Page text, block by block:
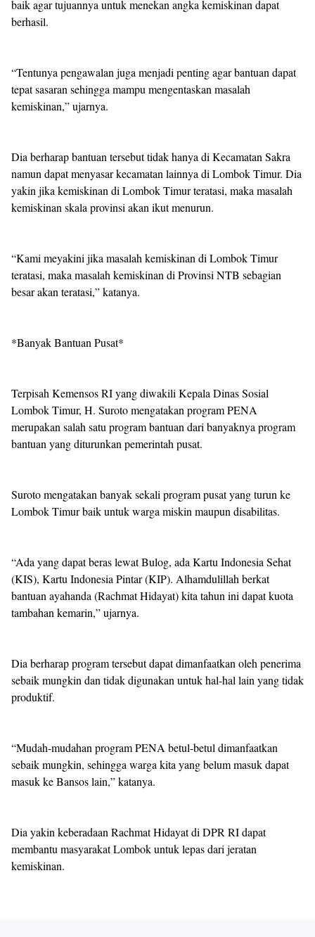
baik agar tujuannya untuk menekan angka kemiskinan dapat
berhasil.
“Tentunya pengawalan juga menjadi penting agar bantuan dapat
tepat sasaran sehingga mampu mengentaskan masalah
kemiskinan,” ujarnya.
Dia berharap bantuan tersebut tidak hanya di Kecamatan Sakra
namun dapat menyasar kecamatan lainnya di Lombok Timur. Dia
yakin jika kemiskinan di Lombok Timur teratasi, maka masalah
kemiskinan skala provinsi akan ikut menurun.
“Kami meyakini jika masalah kemiskinan di Lombok Timur
teratasi, maka masalah kemiskinan di Provinsi NTB sebagian
besar akan teratasi,” katanya.
*Banyak Bantuan Pusat*
Terpisah Kemensos RI yang diwakili Kepala Dinas Sosial
Lombok Timur, H. Suroto mengatakan program PENA
merupakan salah satu program bantuan dari banyaknya program
bantuan yang diturunkan pemerintah pusat.
Suroto mengatakan banyak sekali program pusat yang turun ke
Lombok Timur baik untuk warga miskin maupun disabilitas.
“Ada yang dapat beras lewat Bulog, ada Kartu Indonesia Sehat
(KIS), Kartu Indonesia Pintar (KIP). Alhamdulillah berkat
bantuan ayahanda (Rachmat Hidayat) kita tahun ini dapat kuota
tambahan kemarin,” ujarnya.
Dia berharap program tersebut dapat dimanfaatkan oleh penerima
sebaik mungkin dan tidak digunakan untuk hal-hal lain yang tidak
produktif.
“Mudah-mudahan program PENA betul-betul dimanfaatkan
sebaik mungkin, sehingga warga kita yang belum masuk dapat
masuk ke Bansos lain,” katanya.
Dia yakin keberadaan Rachmat Hidayat di DPR RI dapat
membantu masyarakat Lombok untuk lepas dari jeratan
kemiskinan.